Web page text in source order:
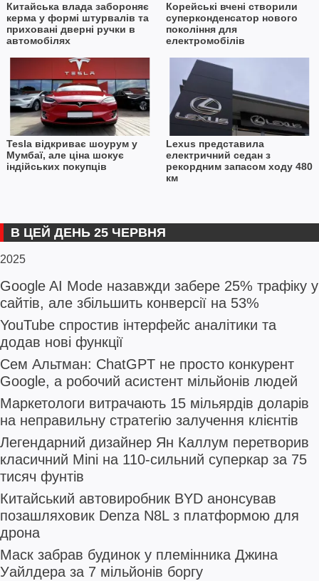
Китайська влада забороняє
керма у формі штурвалів та
приховані дверні ручки в
автомобілях
Корейські вчені створили
суперконденсатор нового
покоління для
електромобілів
Tesla відкриває шоурум у
Мумбаї, але ціна шокує
індійських покупців
Lexus представила
електричний седан з
рекордним запасом ходу 480
км
В ЦЕЙ ДЕНЬ 25 ЧЕРВНЯ
2025
Google AI Mode назавжди забере 25% трафіку у
сайтів, але збільшить конверсії на 53%
YouTube спростив інтерфейс аналітики та
додав нові функції
Сем Альтман: ChatGPT не просто конкурент
Google, а робочий асистент мільйонів людей
Маркетологи витрачають 15 мільярдів доларів
на неправильну стратегію залучення клієнтів
Легендарний дизайнер Ян Каллум перетворив
класичний Mini на 110-сильний суперкар за 75
тисяч фунтів
Китайський автовиробник BYD анонсував
позашляховик Denza N8L з платформою для
дрона
Маск забрав будинок у племінника Джина
Уайлдера за 7 мільйонів боргу